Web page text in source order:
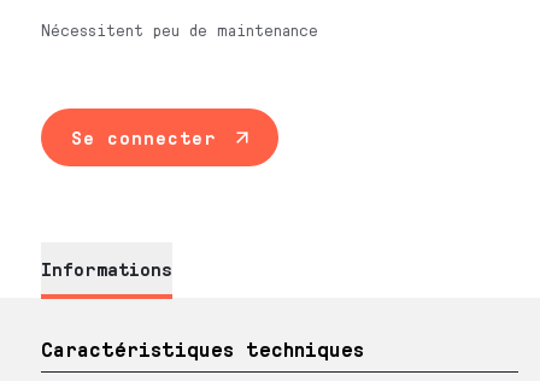
Nécessitent peu de maintenance
Se connecter
Informations
Caractéristiques techniques